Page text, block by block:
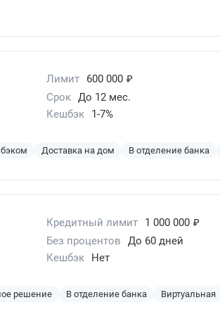
Лимит 600 000 ₽
Срок До 12 мес.
Кешбэк
1-7%
Доставка на дом В отделение банка
Кредитный лимит 1 000 000 ₽
Без процентов
До 60 дней
Кешбэк
Нет
решение В отделение банка Виртуальная